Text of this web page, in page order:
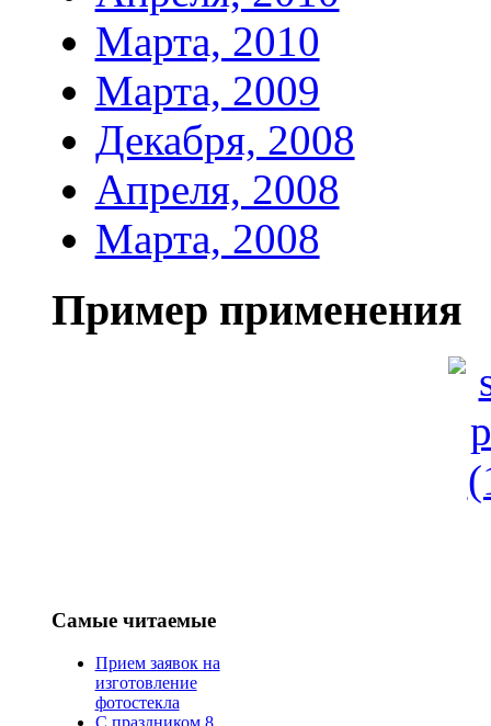
Марта, 2010
Марта, 2009
Декабря, 2008
Апреля, 2008
Марта, 2008
Пример применения
Самые читаемые
Прием заявок на
изготовление
фотостекла